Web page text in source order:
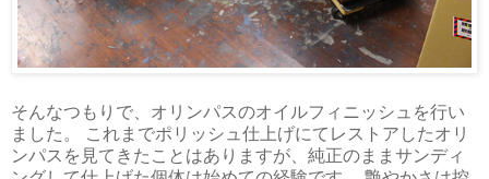
そんなつもりで、オリンパスのオイルフィニッシュを行い
ました。 これまでポリッシュ仕上げにてレストアしたオリ
ンパスを見てきたことはありますが、純正のままサンディ